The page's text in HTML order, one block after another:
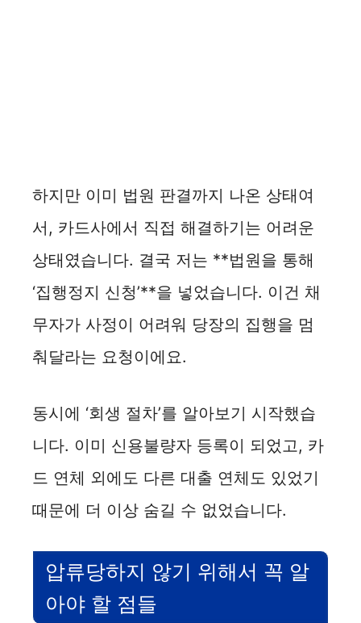
하지만 이미 법원 판결까지 나온 상태여
서, 카드사에서 직접 해결하기는 어려운
상태였습니다. 결국 저는 **법원을 통해
‘집행정지 신청’**을 넣었습니다. 이건 채
무자가 사정이 어려워 당장의 집행을 멈
춰달라는 요청이에요.
동시에 ‘회생 절차’를 알아보기 시작했습
니다. 이미 신용불량자 등록이 되었고, 카
드 연체 외에도 다른 대출 연체도 있었기
때문에 더 이상 숨길 수 없었습니다.
압류당하지 않기 위해서 꼭 알
아야 할 점들